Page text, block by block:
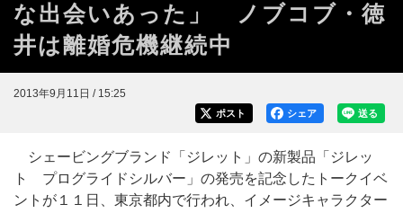
な出会いあった」 ノブコブ・徳
井は離婚危機継続中
2013年9月11日 / 15:25
送る
シェア
ポスト
シェービングブランド「ジレット」の新製品「ジレッ
ト プログライドシルバー」の発売を記念したトークイベ
ントが１１日、東京都内で行われ、イメージキャラクター